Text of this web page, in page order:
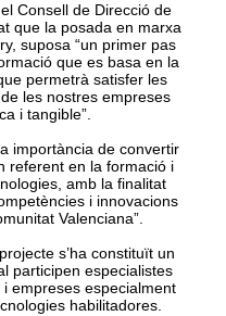
Consell de Direcció de
que la posada en marxa
suposa “un primer pas
que es basa en la
permetrà satisfer les
les nostres empreses
i tangible”.
importància de convertir
referent en la formació i
amb la finalitat
i innovacions
Valenciana”.
s’ha constituït un
participen especialistes
empreses especialment
habilitadores.